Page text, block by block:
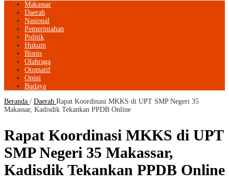
Makassar
Daerah
Nasional
Pemerintahan
Politik
Hukum
Bisnis
Olahraga
Otomatif
Opini
Budaya
Beranda / Daerah Rapat Koordinasi MKKS di UPT SMP Negeri 35
Makassar, Kadisdik Tekankan PPDB Online
Rapat Koordinasi MKKS di UPT
SMP Negeri 35 Makassar,
Kadisdik Tekankan PPDB Online